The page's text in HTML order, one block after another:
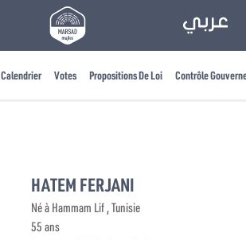
Calendrier Votes Propositions De Loi Contrôle
HATEM FERJANI
Né à Hammam Lif , Tunisie
55 ans